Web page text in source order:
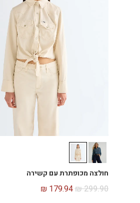
חולצה מכופתרת עם קשירה
₪299.90
₪ 179.94